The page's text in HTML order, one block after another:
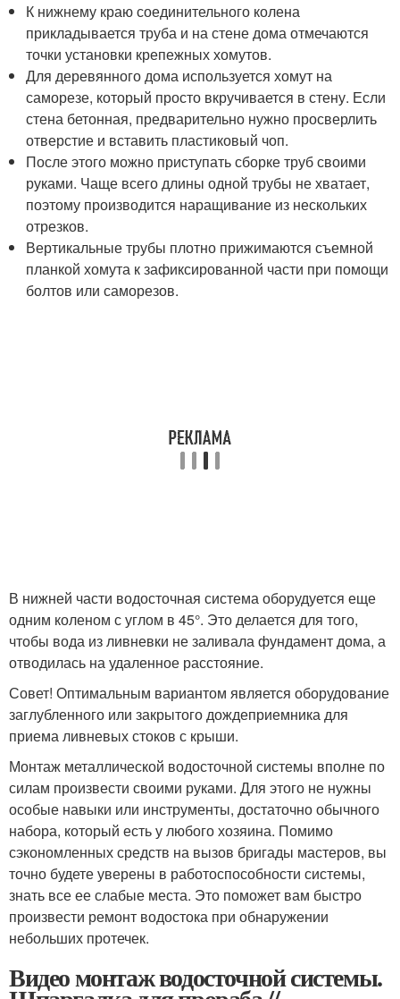
К нижнему краю соединительного колена
прикладывается труба и на стене дома отмечаются
точки установки крепежных хомутов.
Для деревянного дома используется хомут на
саморезе, который просто вкручивается в стену. Если
стена бетонная, предварительно нужно просверлить
отверстие и вставить пластиковый чоп.
После этого можно приступать сборке труб своими
руками. Чаще всего длины одной трубы не хватает,
поэтому производится наращивание из нескольких
отрезков.
Вертикальные трубы плотно прижимаются съемной
планкой хомута к зафиксированной части при помощи
болтов или саморезов.
В нижней части водосточная система оборудуется еще
одним коленом с углом в 45°. Это делается для того,
чтобы вода из ливневки не заливала фундамент дома, а
отводилась на удаленное расстояние.
Совет! Оптимальным вариантом является оборудование
заглубленного или закрытого дождеприемника для
приема ливневых стоков с крыши.
Монтаж металлической водосточной системы вполне по
силам произвести своими руками. Для этого не нужны
особые навыки или инструменты, достаточно обычного
набора, который есть у любого хозяина. Помимо
сэкономленных средств на вызов бригады мастеров, вы
точно будете уверены в работоспособности системы,
знать все ее слабые места. Это поможет вам быстро
произвести ремонт водостока при обнаружении
небольших протечек.
Видео монтаж водосточной системы.